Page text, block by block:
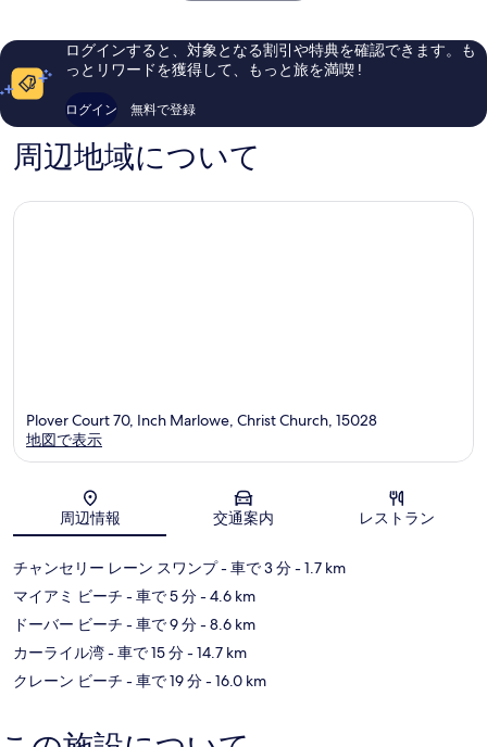
Marlowe
件
の
口
コ
ミ
い、
口
口
ログインすると、対象となる割引や特典を確認できます。も
っとリワードを獲得して、もっと旅を満喫 !
ログイン 無料で登録
周辺地域について
地図
Plover Court 70, Inch Marlowe, Christ Church, 15028
地図で表示
周辺情報 交通案内 レストラン
チャンセリー レーン スワンプ- 車で 3 分- 1.7 km
マイアミ ビーチ - 車で 5 分- 4.6 km
ドーバー ビーチ - 車で 9 分- 8.6 km
カーライル湾- 車で 15 分- 14.7 km
クレーン ビーチ - 車で 19 分- 16.0 km